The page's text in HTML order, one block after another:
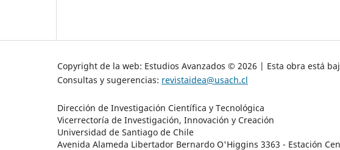
Copyright de la web: Estudios Avanzados © 2026 | Esta obra está
Consultas y sugerencias: revistaidea@usach.cl
Dirección de Investigación Científica y Tecnológica
Vicerrectoría de Investigación, Innovación y Creación
Universidad de Santiago de Chile
Avenida Alameda Libertador Bernardo O'Higgins 3363 - Estación